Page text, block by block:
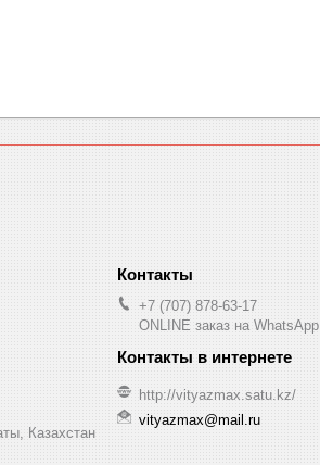
Казахстан
+7 (707) 878-63-17
ONLINE заказ на WhatsApp
http://vityazmax.satu.kz/
vityazmax@mail.ru